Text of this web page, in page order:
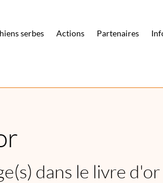
serbes Actions Partenaires
dans le livre d'or